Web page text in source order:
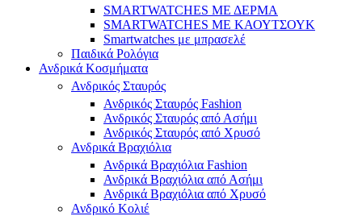
SMARTWATCHES ΜΕ ΔΕΡΜΑ
SMARTWATCHES ΜΕ ΚΑΟΥΤΣΟΥΚ
Smartwatches με μπρασελέ
Παιδικά Ρολόγια
Ανδρικά Κοσμήματα
Ανδρικός Σταυρός
Ανδρικός Σταυρός Fashion
Ανδρικός Σταυρός από Ασήμι
Ανδρικός Σταυρός από Χρυσό
Ανδρικά Βραχιόλια
Ανδρικά Βραχιόλια Fashion
Ανδρικά Βραχιόλια από Ασήμι
Ανδρικά Βραχιόλια από Χρυσό
Ανδρικό Κολιέ